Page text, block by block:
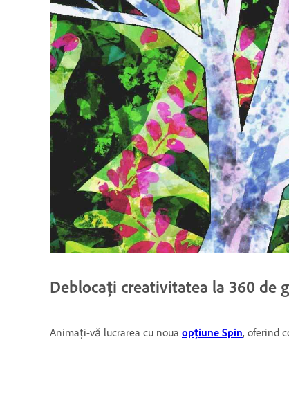
Deblocați creativitatea la 360 de
Animați-vă lucrarea cu noua opțiune Spin, oferind